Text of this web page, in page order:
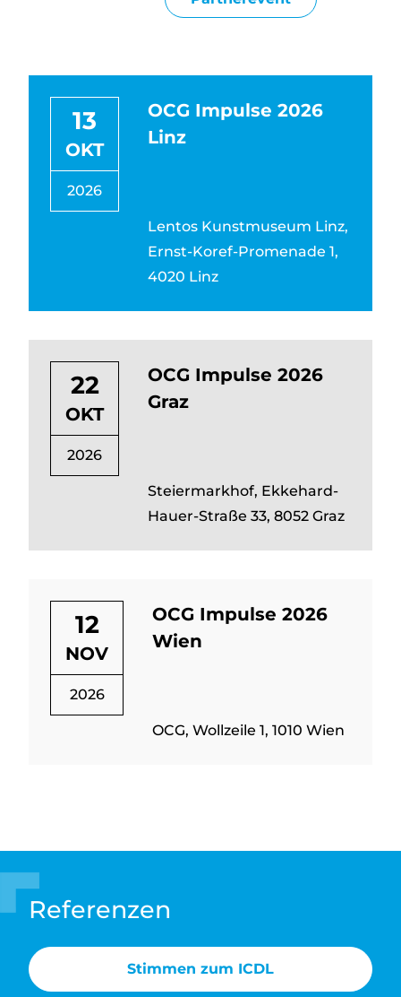
13
OKT
2026
OCG Impulse 2026
Linz
Lentos Kunstmuseum Linz,
Ernst-Koref-Promenade 1,
4020 Linz
22
OKT
2026
OCG Impulse 2026
Graz
Steiermarkhof, Ekkehard-
Hauer-Straße 33, 8052 Graz
12
NOV
2026
OCG Impulse 2026
Wien
OCG, Wollzeile 1, 1010 Wien
Referenzen
Stimmen zum ICDL